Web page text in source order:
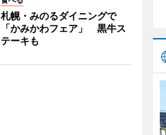
札幌・みのるダイニングで
「かみかわフェア」 黒牛ス
テーキも